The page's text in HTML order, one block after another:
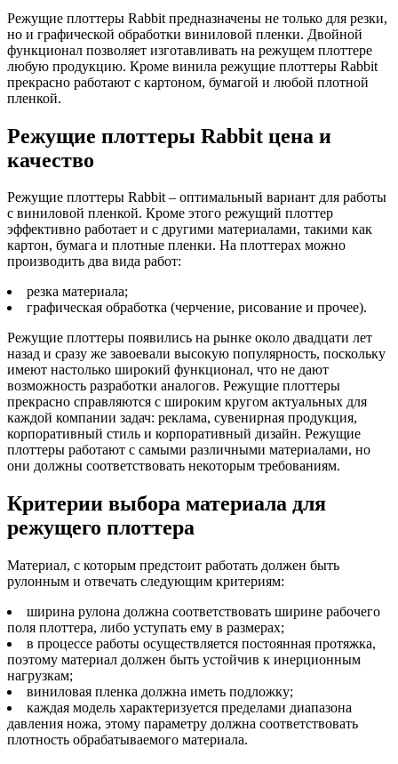
Режущие плоттеры Rabbit предназначены не только для резки,
но и графической обработки виниловой пленки. Двойной
функционал позволяет изготавливать на режущем плоттере
любую продукцию. Кроме винила режущие плоттеры Rabbit
прекрасно работают с картоном, бумагой и любой плотной
пленкой.
Режущие плоттеры Rabbit цена и
качество
Режущие плоттеры Rabbit – оптимальный вариант для работы
с виниловой пленкой. Кроме этого режущий плоттер
эффективно работает и с другими материалами, такими как
картон, бумага и плотные пленки. На плоттерах можно
производить два вида работ:
резка материала;
графическая обработка (черчение, рисование и прочее).
Режущие плоттеры появились на рынке около двадцати лет
назад и сразу же завоевали высокую популярность, поскольку
имеют настолько широкий функционал, что не дают
возможность разработки аналогов. Режущие плоттеры
прекрасно справляются с широким кругом актуальных для
каждой компании задач: реклама, сувенирная продукция,
корпоративный стиль и корпоративный дизайн. Режущие
плоттеры работают с самыми различными материалами, но
они должны соответствовать некоторым требованиям.
Критерии выбора материала для
режущего плоттера
Материал, с которым предстоит работать должен быть
рулонным и отвечать следующим критериям:
ширина рулона должна соответствовать ширине рабочего
поля плоттера, либо уступать ему в размерах;
в процессе работы осуществляется постоянная протяжка,
поэтому материал должен быть устойчив к инерционным
нагрузкам;
виниловая пленка должна иметь подложку;
каждая модель характеризуется пределами диапазона
давления ножа, этому параметру должна соответствовать
плотность обрабатываемого материала.